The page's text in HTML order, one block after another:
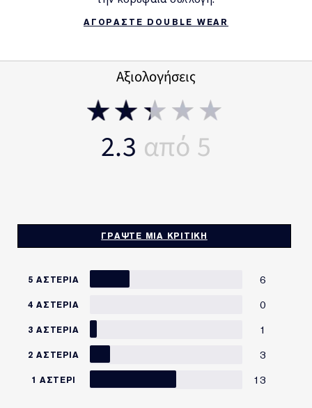
ΑΓΟΡΑΣΤΕ DOUBLE WEAR
Αξιολογήσεις
2.3
ΓΡΆΨΤΕ ΜΙΑ ΚΡΙΤΙΚΉ
5 ΑΣΤΈΡΙΑ 6
4 ΑΣΤΈΡΙΑ 0
3 ΑΣΤΈΡΙΑ 1
2 ΑΣΤΈΡΙΑ 3
1 ΑΣΤΈΡΙ 13